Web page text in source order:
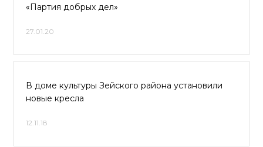
«Партия добрых дел»
27.01.20
В доме культуры Зейского района установили
новые кресла
12.11.18